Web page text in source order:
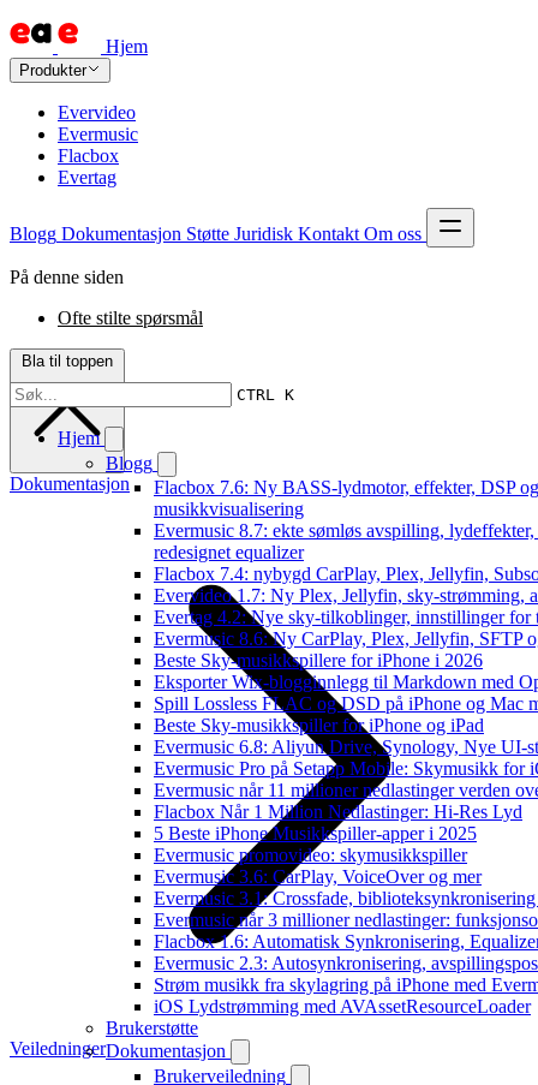
Hjem
Produkter
Evervideo
Evermusic
Flacbox
Evertag
Blogg Dokumentasjon Støtte Juridisk Kontakt Om oss
CTRL K
Hjem
Blogg
Flacbox 7.6: Ny BASS-lydmotor, effekter, DSP
musikkvisualisering
Evermusic 8.7: ekte sømløs avspilling,
redesignet equalizer
Flacbox 7.4: nybygd CarPlay, Plex, Jellyfin,
Evervideo 1.7: Ny Plex, Jellyfin, sky-strømming,
Evertag 4.2: Nye sky-tilkoblinger, innstillinger for
Evermusic 8.6: Ny CarPlay, Plex, Jellyfin, SFTP
Beste Sky-musikkspillere for iPhone i 2026
Eksporter Wix-blogginnlegg til Markdown med
Spill Lossless FLAC og DSD på iPhone og Mac
Beste Sky-musikkspiller for iPhone og iPad
Evermusic 6.8: Aliyun Drive, Synology, Nye UI-
Evermusic Pro på Setapp Mobile: Skymusikk for
Evermusic når 11 millioner nedlastinger verden
Flacbox Når 1 Million Nedlastinger: Hi-Res Lyd
5 Beste iPhone Musikkspiller-apper i 2025
Evermusic promovideo: skymusikkspiller
Evermusic 3.6: CarPlay, VoiceOver og mer
Evermusic 3.1: Crossfade,
Evermusic når 3 millioner nedlastinger:
Flacbox 1.6: Automatisk Synkronisering,
Evermusic 2.3: Autosynkronisering,
Strøm musikk fra skylagring på iPhone med
iOS Lydstrømming med AVAssetResourceLoader
Brukerstøtte
Dokumentasjon
Brukerveiledning
På denne siden
Ofte stilte spørsmål
Bla til toppen
Dokumentasjon
Veiledninger